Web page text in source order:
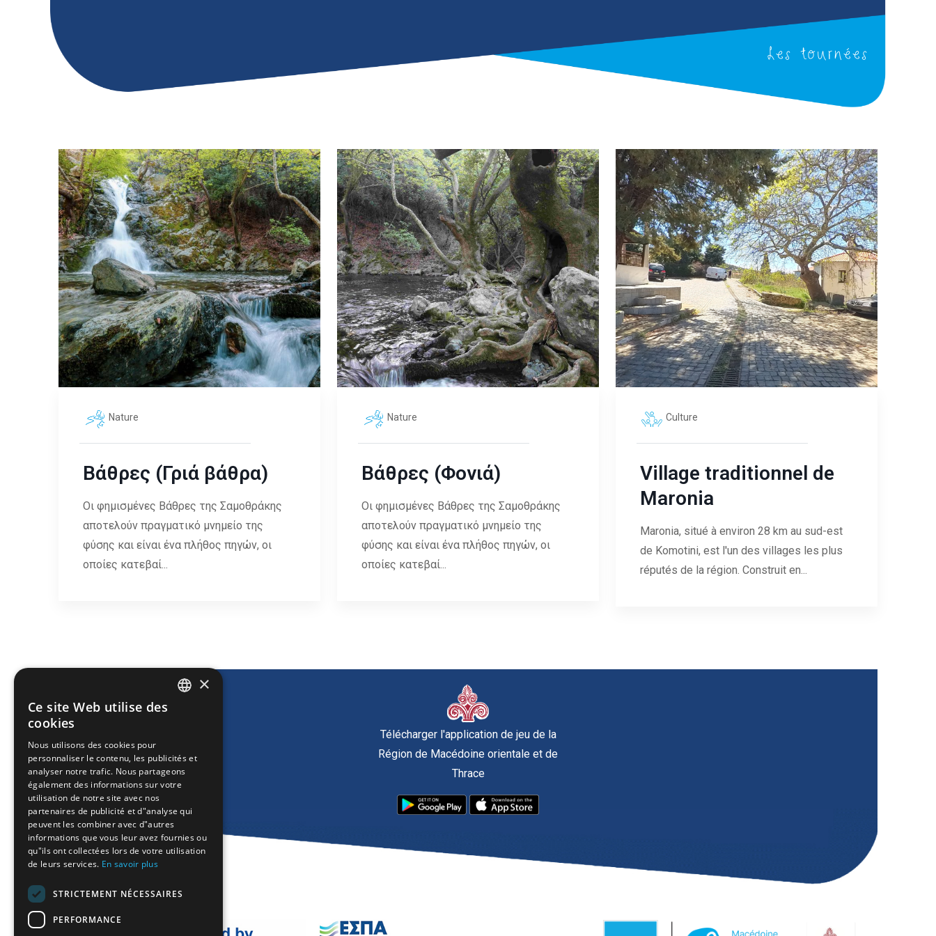
Les tournées
Nature
Βάθρες (Γριά βάθρα)
Οι φημισμένες Βάθρες της Σαμοθράκης
αποτελούν πραγματικό μνημείο της
φύσης και είναι ένα πλήθος πηγών, οι
οποίες κατεβαί...
Nature
Βάθρες (Φονιά)
Οι φημισμένες Βάθρες της Σαμοθράκης
αποτελούν πραγματικό μνημείο της
φύσης και είναι ένα πλήθος πηγών, οι
οποίες κατεβαί...
Culture
Village traditionnel de
Maronia
Maronia, situé à environ 28 km au sud-est
de Komotini, est l'un des villages les plus
réputés de la région. Construit en...
Télécharger l'application de jeu de la
Région de Macédoine orientale et de
Thrace
FRENCH
BULGARIAN
GERMAN
ROMANIAN
TURKISH
×
Ce site Web utilise des
cookies
Nous utilisons des cookies pour
personnaliser le contenu, les publicités et
analyser notre trafic. Nous partageons
également des informations sur votre
utilisation de notre site avec nos
partenaires de publicité et d"analyse qui
peuvent les combiner avec d"autres
informations que vous leur avez fournies ou
qu"ils ont collectées lors de votre utilisation
de leurs services. En savoir plus
STRICTEMENT NÉCESSAIRES
PERFORMANCE